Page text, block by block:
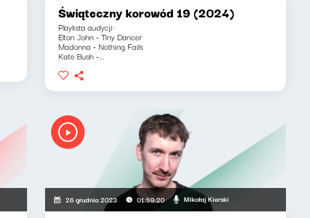
Świąteczny korowód 19 (2024)
Playlista audycji:
Elton John - Tiny Dancer
Madonna - Nothing Fails
Kate Bush -...
26 grudnia 2023 01:59:20 Mikołaj Kierski